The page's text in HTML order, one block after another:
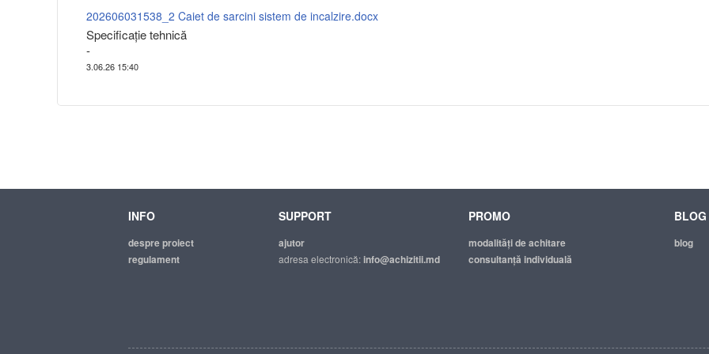
202606031538_2 Caiet de sarcini sistem de incalzire.docx
Specificaţie tehnică
-
3.06.26 15:40
INFO
despre proiect
regulament
SUPPORT
ajutor
adresa electronică:info@achizitii.md
PROMO
modalităţi de achitare
consultanță individuală
BLOG
blog